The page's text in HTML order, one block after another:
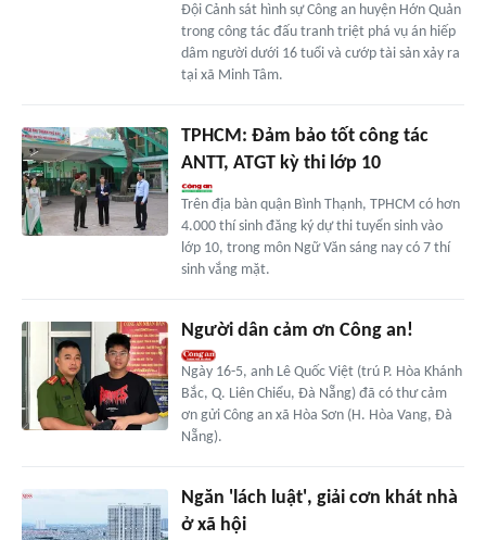
Đội Cảnh sát hình sự Công an huyện Hớn Quản
trong công tác đấu tranh triệt phá vụ án hiếp
dâm người dưới 16 tuổi và cướp tài sản xảy ra
tại xã Minh Tâm.
TPHCM: Đảm bảo tốt công tác
ANTT, ATGT kỳ thi lớp 10
Trên địa bàn quận Bình Thạnh, TPHCM có hơn
4.000 thí sinh đăng ký dự thi tuyển sinh vào
lớp 10, trong môn Ngữ Văn sáng nay có 7 thí
sinh vắng mặt.
Người dân cảm ơn Công an!
Ngày 16-5, anh Lê Quốc Việt (trú P. Hòa Khánh
Bắc, Q. Liên Chiểu, Đà Nẵng) đã có thư cảm
ơn gửi Công an xã Hòa Sơn (H. Hòa Vang, Đà
Nẵng).
Ngăn 'lách luật', giải cơn khát nhà
ở xã hội